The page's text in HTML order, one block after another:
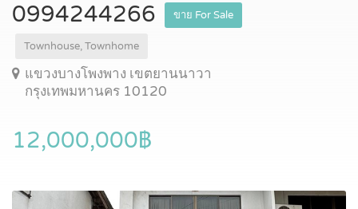
0994244266
ขาย For Sale
Townhouse, Townhome
แขวงบางโพงพาง เขตยานนาวา
กรุงเทพมหานคร 10120
12,000,000฿